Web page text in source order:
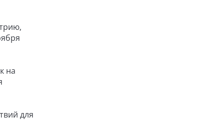
на
для